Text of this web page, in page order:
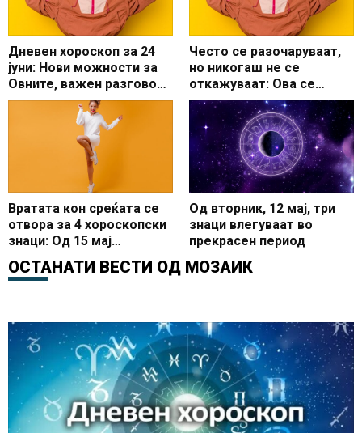
Дневен хороскоп за 24
јуни: Нови можности за
Овните, важен разговор
за Вагите
Често се разочаруваат,
но никогаш не се
откажуваат: Ова се
најупорните хороскопски
знаци
Вратата кон среќата се
отвора за 4 хороскопски
знаци: Од 15 мај
влегуваат во одличен
период на нови
Од вторник, 12 мај, три
знаци влегуваат во
прекрасен период
ОСТАНАТИ ВЕСТИ ОД МОЗАИК